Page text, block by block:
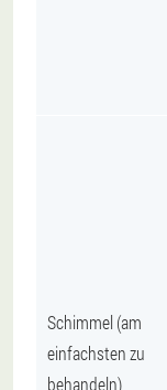
Schimmel (am
einfachsten zu
behandeln)